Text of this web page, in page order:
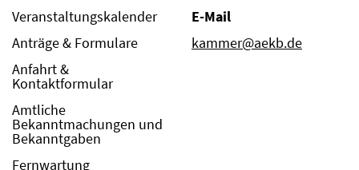
Veranstaltungskalender
Anträge & Formulare
Anfahrt &
Kontaktformular
Amtliche
Bekanntmachungen und
Bekanntgaben
Fernwartung
E-Mail
kammer@aekb.de